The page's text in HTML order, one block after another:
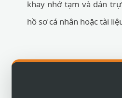
khay nhớ tạm và dán
hồ sơ cá nhân hoặc tài